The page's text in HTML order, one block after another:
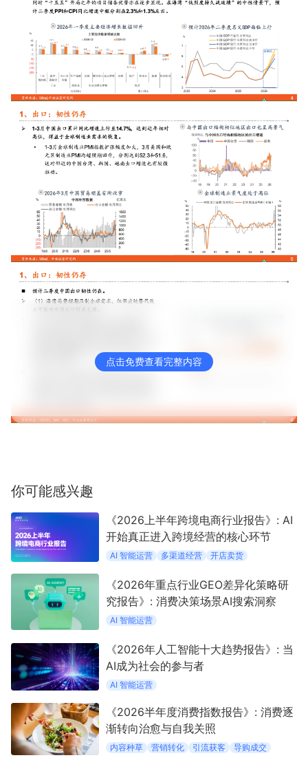
入驻有赞 认证代理商
认证服务商 设计服务商
有赞云 数据通服务
点击免费查看完整内容
你可能感兴趣
《2026上半年跨境电商行业报告》: AI
开始真正进入跨境经营的核心环节
AI 智能运营 多渠道经营 开店卖货
《2026年重点行业GEO差异化策略研
究报告》: 消费决策场景AI搜索洞察
AI 智能运营
《2026年人工智能十大趋势报告》: 当
AI成为社会的参与者
AI 智能运营
《2026半年度消费指数报告》: 消费逐
渐转向治愈与自我关照
内容种草 营销转化 引流获客 导购成交